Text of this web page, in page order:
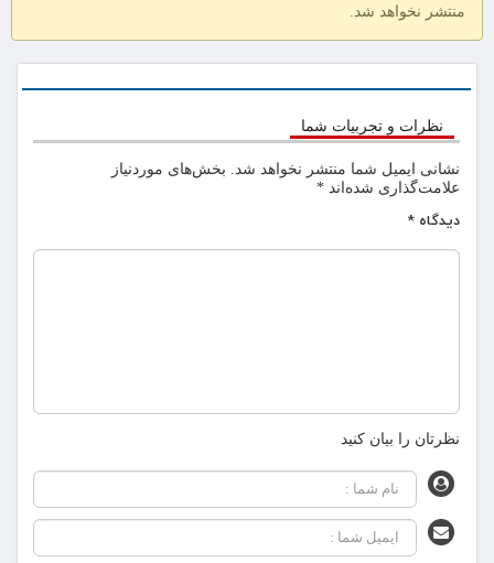
منتشر نخواهد شد.
نظرات و تجربیات شما
نشانی ایمیل شما منتشر نخواهد شد.
بخش‌های موردنیاز
علامت‌گذاری شده‌اند *
دیدگاه *
نظرتان را بیان کنید